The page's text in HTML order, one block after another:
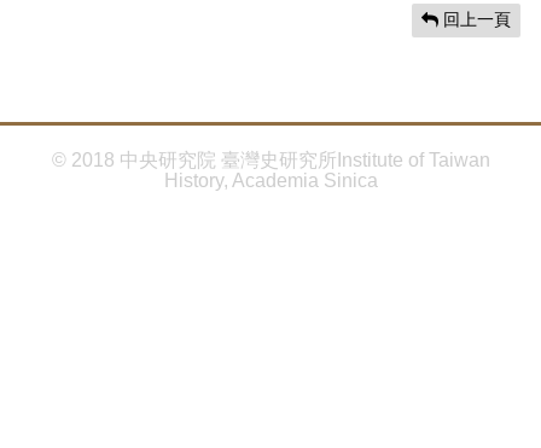
回上一頁
© 2018 中央研究院 臺灣史研究所Institute of Taiwan
History, Academia Sinica